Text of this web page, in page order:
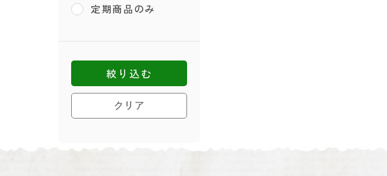
定期商品のみ
クリア
絞り込む